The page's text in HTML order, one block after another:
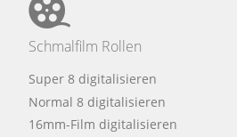
Schmalfilm Rollen
Super 8 digitalisieren
Normal 8 digitalisieren
16mm-Film digitalisieren